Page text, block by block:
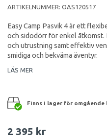
ARTIKELNUMMER: OAS120517
Easy Camp Pasvik 4 är ett
och sidodörr för enkel åtkomst.
och utrustning samt effektiv
smidiga och bekväma äventyr.
LÄS MER
Finns i lager för omgående
2 395 kr